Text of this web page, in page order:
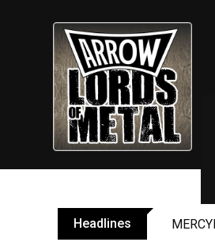
Headlines